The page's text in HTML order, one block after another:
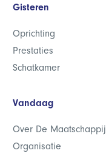
Gisteren
Oprichting
Prestaties
Schatkamer
Vandaag
Over De Maatschappij
Organisatie